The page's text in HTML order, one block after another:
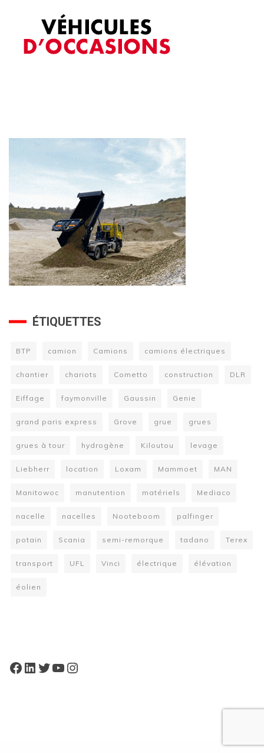
ÉTIQUETTES
BTP camion Camions camions électriques
chantier chariots Cometto construction DLR
Eiffage faymonville Gaussin Genie
grand paris express Grove grue grues
grues à tour hydrogène Kiloutou levage
Liebherr location Loxam Mammoet MAN
Manitowoc manutention matériels Mediaco
nacelle nacelles Nooteboom palfinger
potain Scania semi-remorque tadano Terex
transport UFL Vinci électrique élévation
éolien
Facebook
LinkedIn
Twitter
YouTube
Instagram